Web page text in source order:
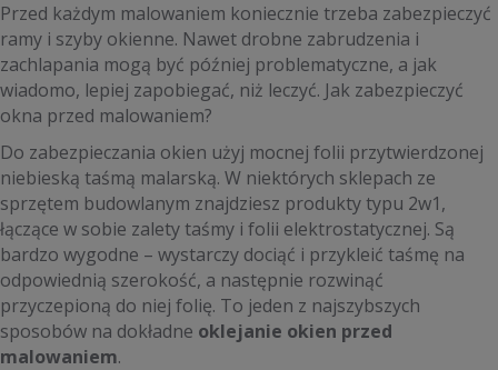
Przed każdym malowaniem koniecznie trzeba zabezpieczyć
ramy i szyby okienne. Nawet drobne zabrudzenia i
zachlapania mogą być później problematyczne, a jak
wiadomo, lepiej zapobiegać, niż leczyć. Jak zabezpieczyć
okna przed malowaniem?
Do zabezpieczania okien użyj mocnej folii przytwierdzonej
niebieską taśmą malarską. W niektórych sklepach ze
sprzętem budowlanym znajdziesz produkty typu 2w1,
łączące w sobie zalety taśmy i folii elektrostatycznej. Są
bardzo wygodne – wystarczy dociąć i przykleić taśmę na
odpowiednią szerokość, a następnie rozwinąć
przyczepioną do niej folię. To jeden z najszybszych
sposobów na dokładne oklejanie okien przed
malowaniem.